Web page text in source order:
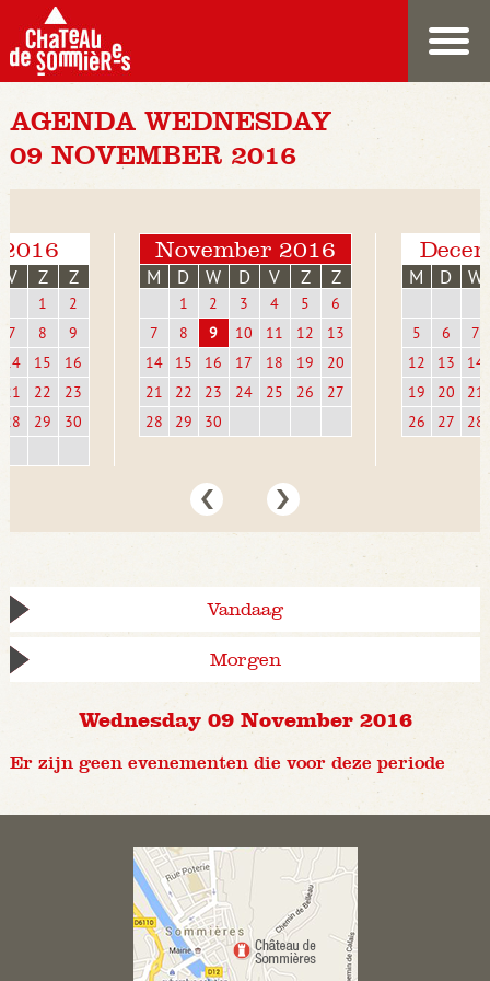
AGENDA WEDNESDAY
09 NOVEMBER 2016
V Z Z
1
2
7
8
9
14
15
16
21
22
23
28
29 30
November 2016
M D W D V Z Z
1 2 3 4 5
6
7
8 9 10 11 12
13
14
15 16 17 18 19
20
21
22 23 24 25 26
27
28
29 30
M D W
5 6
7
12
13
14
19
20
21
26
27 28
Vandaag
Morgen
Wednesday 09 November 2016
Er zijn geen evenementen die voor deze periode